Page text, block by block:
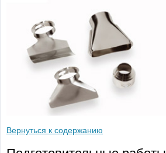
Вернуться к содержанию